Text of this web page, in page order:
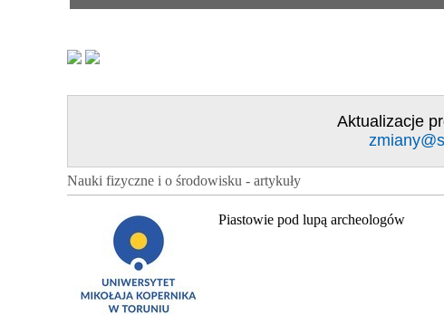
Aktualizacje
Nauki fizyczne i o środowisku - artykuły
Piastowie pod lupą archeologów